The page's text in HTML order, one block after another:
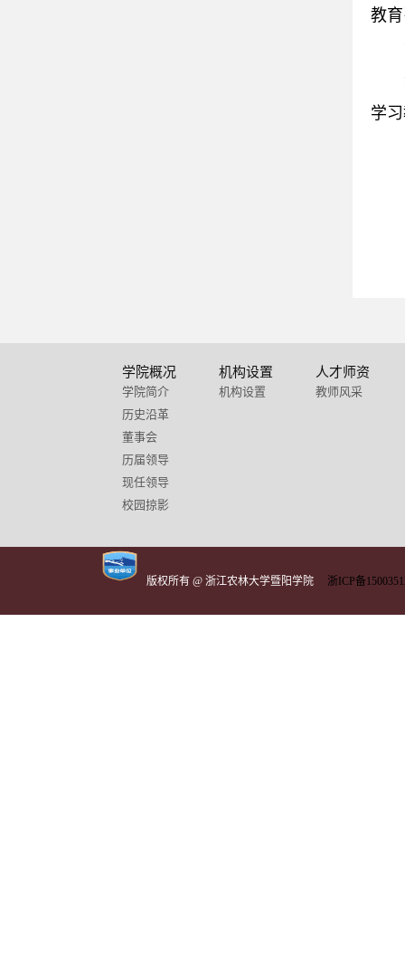
教
学
学院概况
学院简介
历史沿革
董事会
历届领导
现任领导
校园掠影
机构设置
机构设置
人才师资
教师风采
版权所有 @ 浙江农林大学暨阳学院 浙ICP备